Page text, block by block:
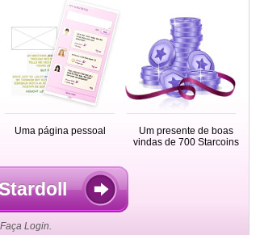
Uma página pessoal
Um presente de boas
vindas de 700 Starcoins
Login.